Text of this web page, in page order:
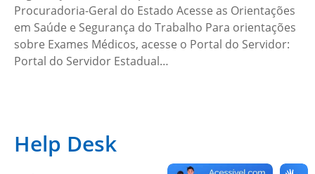
Procuradoria-Geral do Estado Acesse as Orientações
em Saúde e Segurança do Trabalho Para orientações
sobre Exames Médicos, acesse o Portal do Servidor:
Portal do Servidor Estadual…
Help Desk